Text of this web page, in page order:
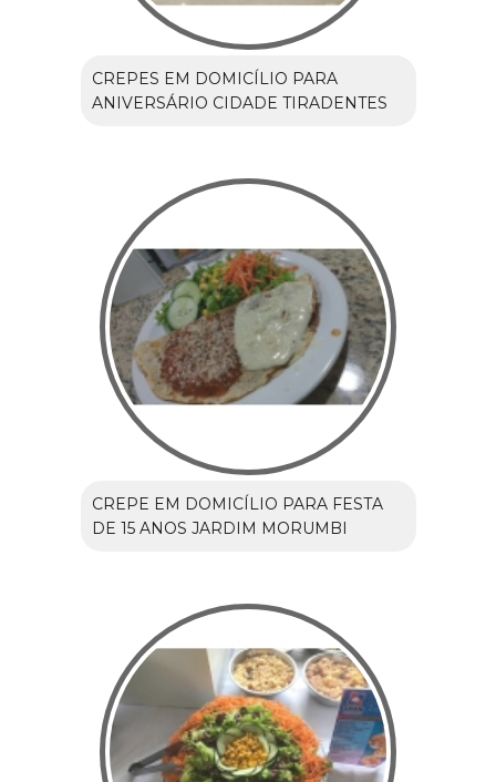
CREPES EM DOMICÍLIO PARA
ANIVERSÁRIO CIDADE TIRADENTES
CREPE EM DOMICÍLIO PARA FESTA
DE 15 ANOS JARDIM MORUMBI